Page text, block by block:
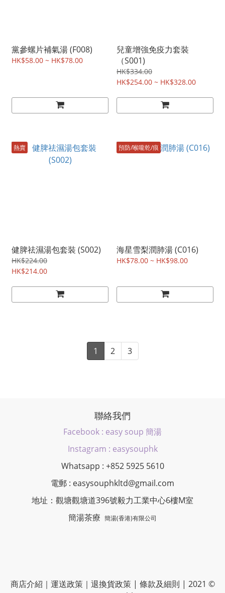
黨參螺片補氣湯 (F008)
HK$58.00 ~ HK$78.00
兒童增強免疫力套裝
（S001)
HK$334.00
HK$254.00 ~ HK$328.00
熱賣
健脾祛濕湯包套裝 (S002)
HK$224.00
HK$214.00
預防/喉嚨乾/痕
海星雪梨潤肺湯 (C016)
HK$78.00 ~ HK$98.00
1 2 3
聯絡我們
Facebook : easy soup 簡湯
Instagram : easysouphk
Whatsapp : +852 5925 5610
電郵 : easysouphkltd@gmail.com
地址：觀塘觀塘道396號毅力工業中心6樓M室
簡湯茶療 簡湯(香港)有限公司
商店介紹 ｜ 運送政策｜ 退換貨政策| 條款及細則 | 2021 ©